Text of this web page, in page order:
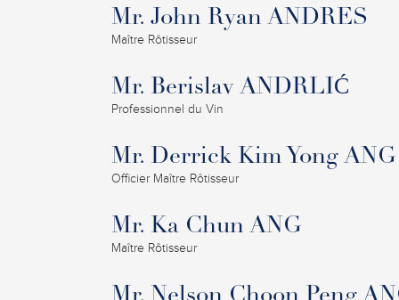
Mr. John Ryan ANDRES
Maître Rôtisseur
Mr. Berislav ANDRLIĆ
Professionnel du Vin
Mr. Derrick Kim Yong ANG
Officier Maître Rôtisseur
Mr. Ka Chun ANG
Maître Rôtisseur